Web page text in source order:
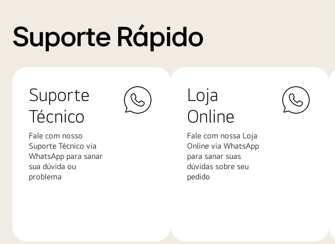
Suporte Rápido
Suporte
Técnico
Fale com nosso
Suporte Técnico via
WhatsApp para sanar
sua dúvida ou
problema
Loja
Online
Fale com nossa Loja
Online via WhatsApp
para sanar suas
dúvidas sobre seu
pedido